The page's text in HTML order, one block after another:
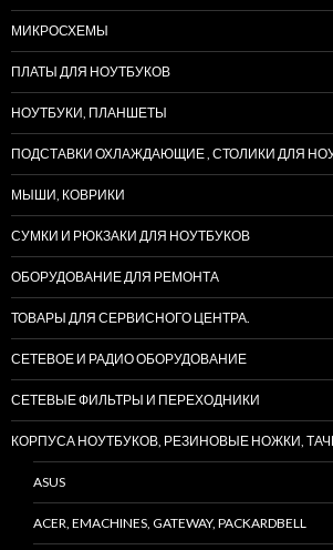
МИКРОСХЕМЫ
ПЛАТЫ ДЛЯ НОУТБУКОВ
НОУТБУКИ, ПЛАНШЕТЫ
ПОДСТАВКИ ОХЛАЖДАЮЩИЕ , СТОЛИКИ ДЛЯ
МЫШИ, КОВРИКИ
СУМКИ И РЮКЗАКИ ДЛЯ НОУТБУКОВ
ОБОРУДОВАНИЕ ДЛЯ РЕМОНТА
ТОВАРЫ ДЛЯ СЕРВИСНОГО ЦЕНТРА.
СЕТЕВОЕ И РАДИО ОБОРУДОВАНИЕ
СЕТЕВЫЕ ФИЛЬТРЫ И ПЕРЕХОДНИКИ
КОРПУСА НОУТБУКОВ, РЕЗИНОВЫЕ НОЖКИ,
ASUS
ACER, EMACHINES, GATEWAY, PACKARDBELL